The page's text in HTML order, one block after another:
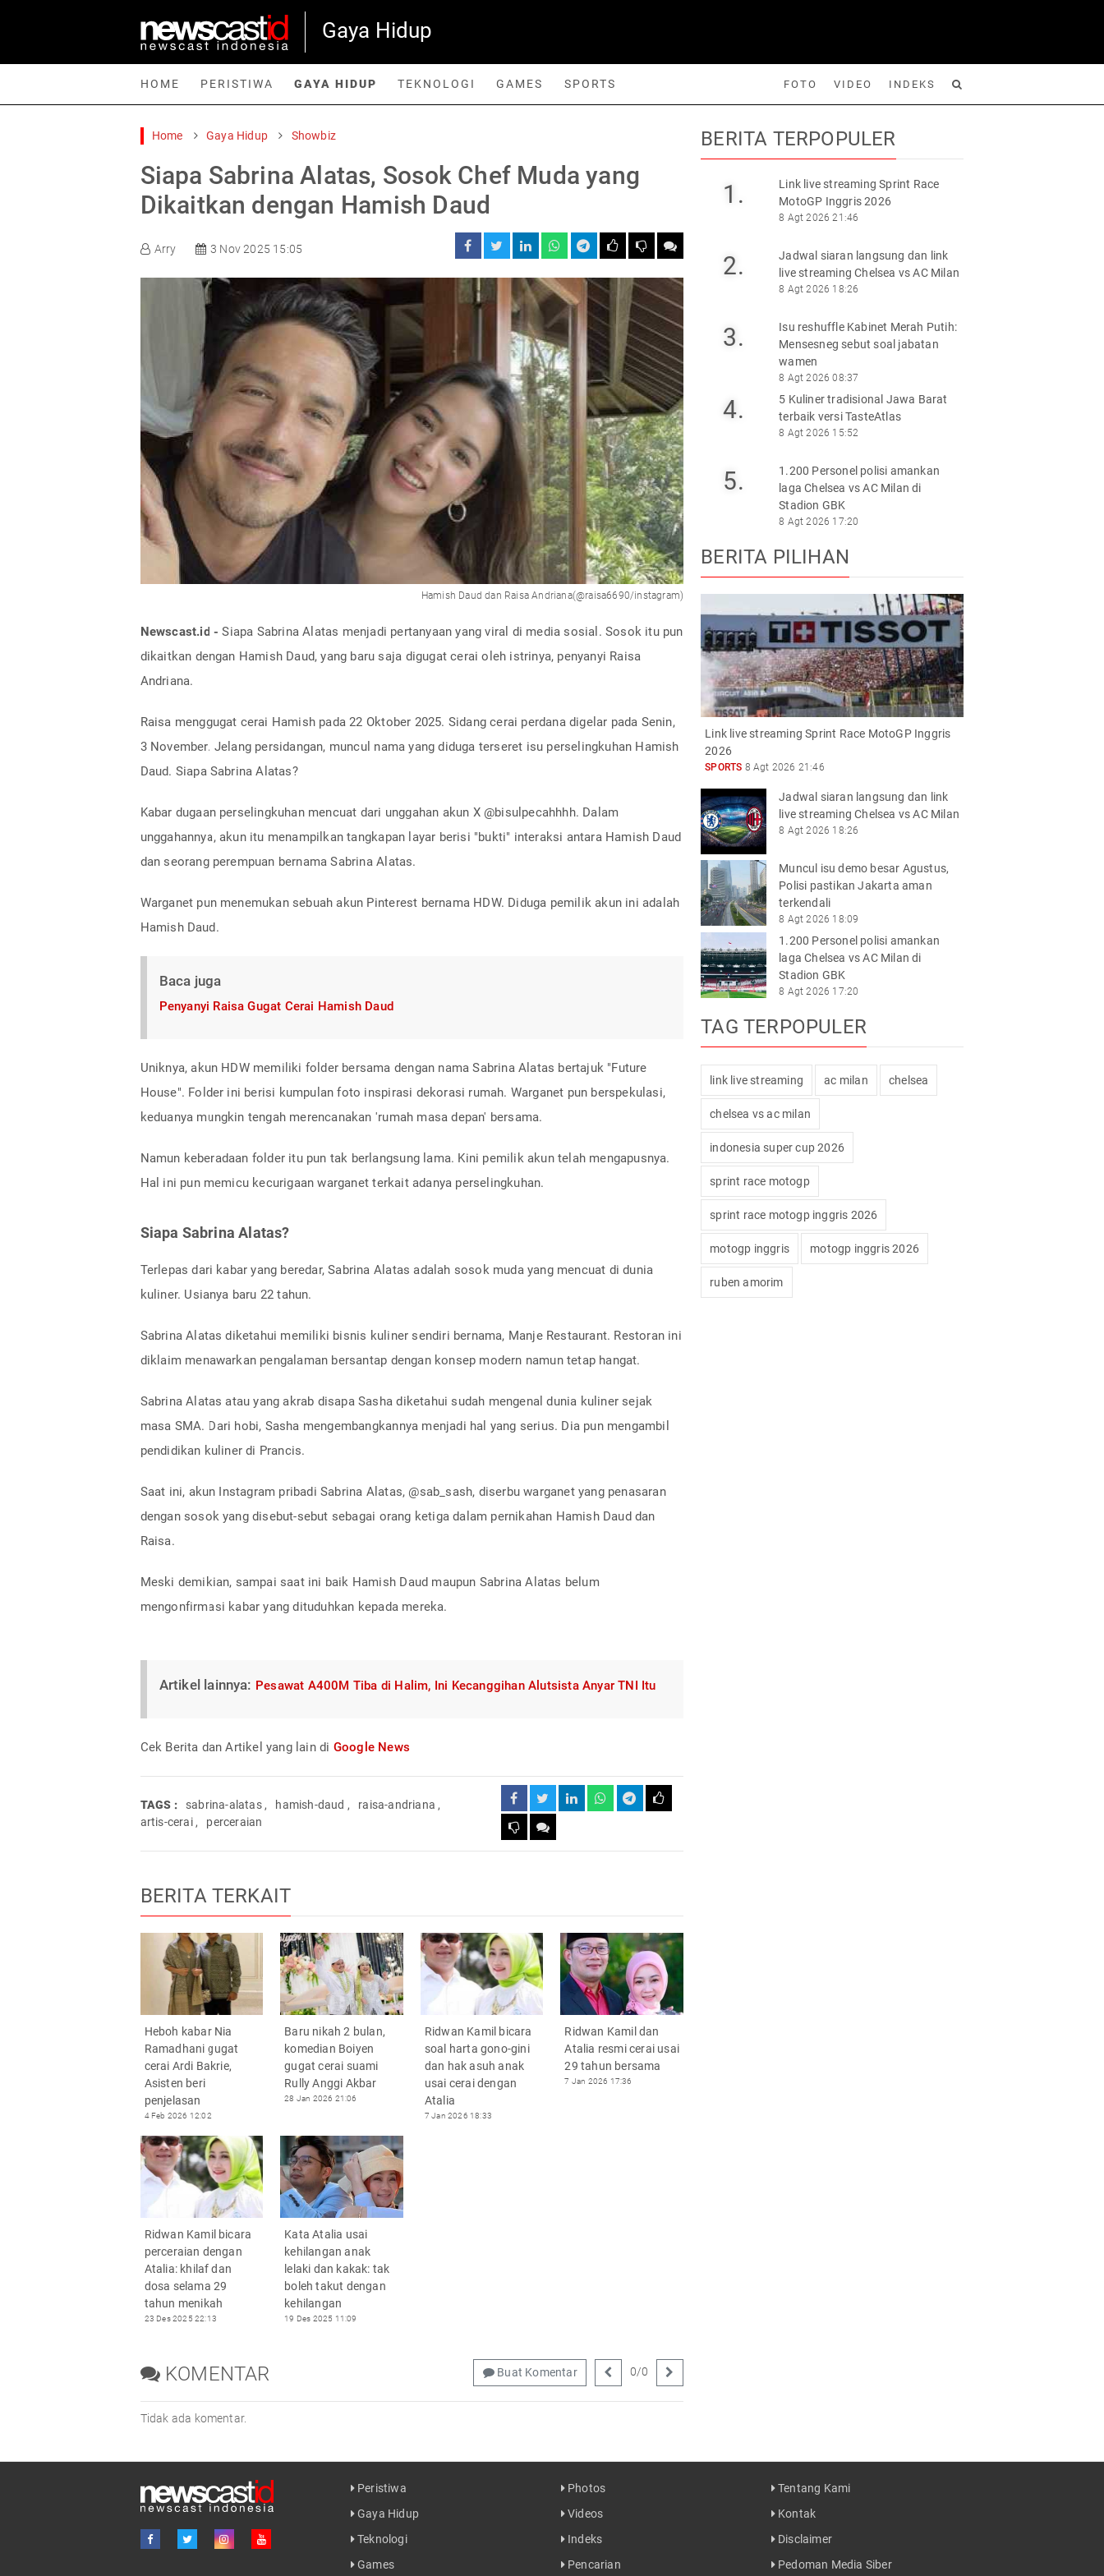
Gaya Hidup
HOME PERISTIWA GAYA HIDUP TEKNOLOGI GAMES SPORTS FOTO VIDEO INDEKS
Gaya Hidup
Home Gaya Hidup Showbiz
Siapa Sabrina Alatas, Sosok Chef Muda yang
Dikaitkan dengan Hamish Daud
Arry 3 Nov 2025 15:05
Hamish Daud dan Raisa Andriana(@raisa6690/instagram)
Newscast.id - Siapa Sabrina Alatas menjadi pertanyaan yang viral di media sosial. Sosok itu pun
dikaitkan dengan Hamish Daud, yang baru saja digugat cerai oleh istrinya, penyanyi Raisa
Andriana.
Raisa menggugat cerai Hamish pada 22 Oktober 2025. Sidang cerai perdana digelar pada Senin,
3 November. Jelang persidangan, muncul nama yang diduga terseret isu perselingkuhan Hamish
Daud. Siapa Sabrina Alatas?
Kabar dugaan perselingkuhan mencuat dari unggahan akun X @bisulpecahhhh. Dalam
unggahannya, akun itu menampilkan tangkapan layar berisi "bukti" interaksi antara Hamish Daud
dan seorang perempuan bernama Sabrina Alatas.
Warganet pun menemukan sebuah akun Pinterest bernama HDW. Diduga pemilik akun ini adalah
Hamish Daud.
Baca juga
Penyanyi Raisa Gugat Cerai Hamish Daud
Uniknya, akun HDW memiliki folder bersama dengan nama Sabrina Alatas bertajuk "Future
House". Folder ini berisi kumpulan foto inspirasi dekorasi rumah. Warganet pun berspekulasi,
keduanya mungkin tengah merencanakan 'rumah masa depan' bersama.
Namun keberadaan folder itu pun tak berlangsung lama. Kini pemilik akun telah mengapusnya.
Hal ini pun memicu kecurigaan warganet terkait adanya perselingkuhan.
Siapa Sabrina Alatas?
Terlepas dari kabar yang beredar, Sabrina Alatas adalah sosok muda yang mencuat di dunia
kuliner. Usianya baru 22 tahun.
Sabrina Alatas diketahui memiliki bisnis kuliner sendiri bernama, Manje Restaurant. Restoran ini
diklaim menawarkan pengalaman bersantap dengan konsep modern namun tetap hangat.
Sabrina Alatas atau yang akrab disapa Sasha diketahui sudah mengenal dunia kuliner sejak
masa SMA. Dari hobi, Sasha mengembangkannya menjadi hal yang serius. Dia pun mengambil
pendidikan kuliner di Prancis.
Saat ini, akun Instagram pribadi Sabrina Alatas, @sab_sash, diserbu warganet yang penasaran
dengan sosok yang disebut-sebut sebagai orang ketiga dalam pernikahan Hamish Daud dan
Raisa.
Meski demikian, sampai saat ini baik Hamish Daud maupun Sabrina Alatas belum
mengonfirmasi kabar yang dituduhkan kepada mereka.
Artikel lainnya: Pesawat A400M Tiba di Halim, Ini Kecanggihan Alutsista Anyar TNI Itu
Cek Berita dan Artikel yang lain di Google News
TAGS : sabrina-alatas, hamish-daud , raisa-andriana ,
artis-cerai, perceraian
BERITA TERKAIT
Heboh kabar Nia
Ramadhani gugat
cerai Ardi Bakrie,
Asisten beri
penjelasan
4 Feb 2026 12:02
Baru nikah 2 bulan,
komedian Boiyen
gugat cerai suami
Rully Anggi Akbar
28 Jan 2026 21:06
Ridwan Kamil bicara
soal harta gono-gini
dan hak asuh anak
usai cerai dengan
Atalia
7 Jan 2026 18:33
Ridwan Kamil dan
Atalia resmi cerai usai
29 tahun bersama
7 Jan 2026 17:36
Ridwan Kamil bicara
perceraian dengan
Atalia: khilaf dan
dosa selama 29
tahun menikah
23 Des 2025 22:13
Kata Atalia usai
kehilangan anak
lelaki dan kakak: tak
boleh takut dengan
kehilangan
19 Des 2025 11:09
KOMENTAR Buat Komentar 0/0
Tidak ada komentar.
BERITA TERPOPULER
1.
Link live streaming Sprint Race
MotoGP Inggris 2026
8 Agt 2026 21:46
2.
Jadwal siaran langsung dan link
live streaming Chelsea vs AC Milan
8 Agt 2026 18:26
3.
Isu reshuffle Kabinet Merah Putih:
Mensesneg sebut soal jabatan
wamen
8 Agt 2026 08:37
4.
5 Kuliner tradisional Jawa Barat
terbaik versi TasteAtlas
8 Agt 2026 15:52
5.
1.200 Personel polisi amankan
laga Chelsea vs AC Milan di
Stadion GBK
8 Agt 2026 17:20
BERITA PILIHAN
Link live streaming Sprint Race MotoGP Inggris
2026
SPORTS 8 Agt 2026 21:46
Jadwal siaran langsung dan link
live streaming Chelsea vs AC Milan
8 Agt 2026 18:26
Muncul isu demo besar Agustus,
Polisi pastikan Jakarta aman
terkendali
8 Agt 2026 18:09
1.200 Personel polisi amankan
laga Chelsea vs AC Milan di
Stadion GBK
8 Agt 2026 17:20
TAG TERPOPULER
link live streaming ac milan chelsea
chelsea vs ac milan
indonesia super cup 2026
sprint race motogp
sprint race motogp inggris 2026
motogp inggris motogp inggris 2026
ruben amorim
Peristiwa
Gaya Hidup
Teknologi
Games
Photos
Videos
Indeks
Pencarian
Tentang Kami
Kontak
Disclaimer
Pedoman Media Siber